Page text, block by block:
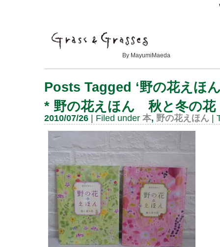
By MayumiMaeda
Posts Tagged ‘野の花えほ
* 野の花えほん 秋と冬の花
2010/07/26 | Filed under 本, 野の花えほん |